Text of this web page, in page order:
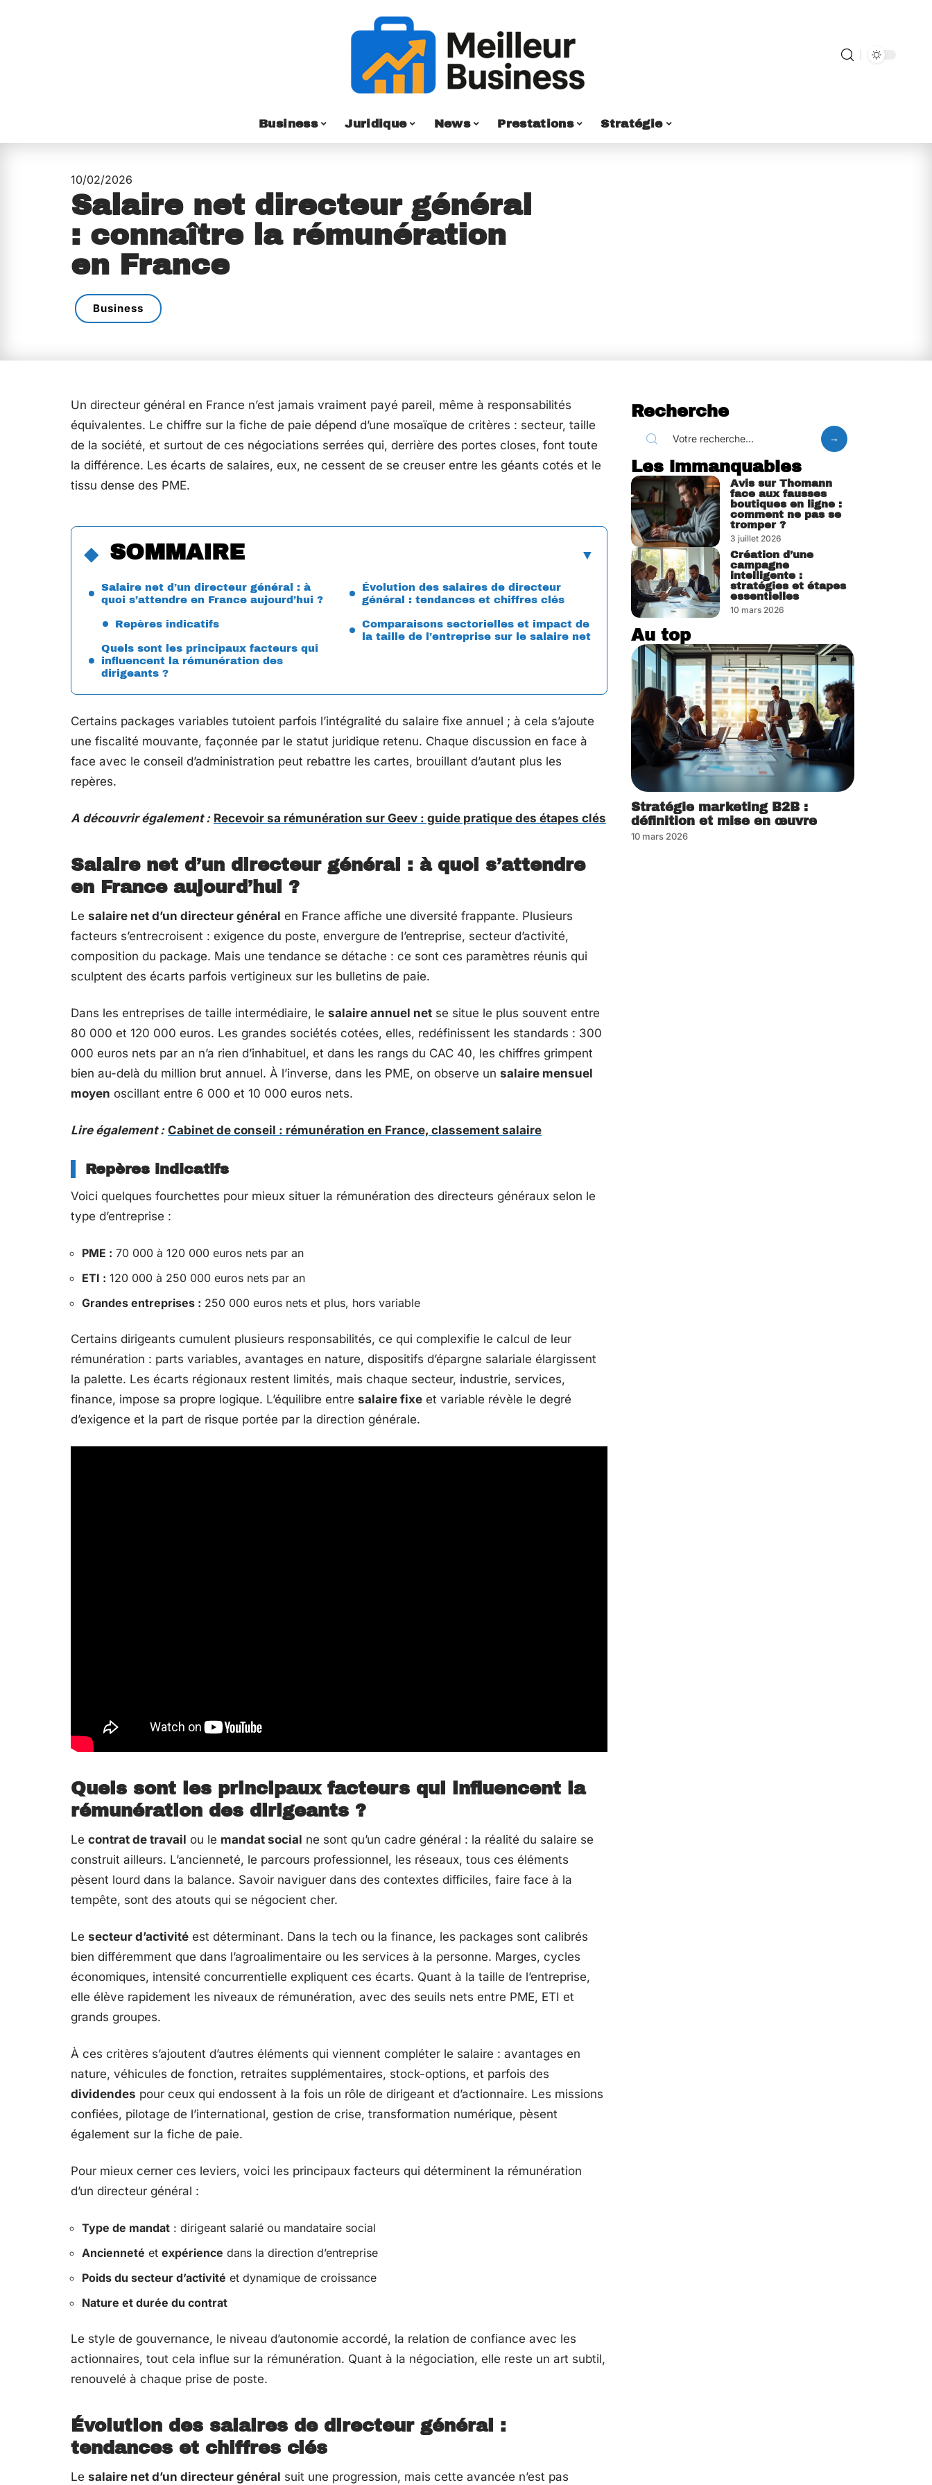
Business Juridique News Prestations Stratégie
10/02/2026
Salaire net directeur général
: connaître la rémunération
en France
Business
Un directeur général en France n’est jamais vraiment payé pareil, même à responsabilités
équivalentes. Le chiffre sur la fiche de paie dépend d’une mosaïque de critères : secteur, taille
de la société, et surtout de ces négociations serrées qui, derrière des portes closes, font toute
la différence. Les écarts de salaires, eux, ne cessent de se creuser entre les géants cotés et le
tissu dense des PME.
SOMMAIRE
Salaire net d’un directeur général : à
quoi s’attendre en France aujourd’hui ?
Repères indicatifs
Quels sont les principaux facteurs qui
influencent la rémunération des
dirigeants ?
Évolution des salaires de directeur
général : tendances et chiffres clés
Comparaisons sectorielles et impact de
la taille de l’entreprise sur le salaire net
Certains packages variables tutoient parfois l’intégralité du salaire fixe annuel ; à cela s’ajoute
une fiscalité mouvante, façonnée par le statut juridique retenu. Chaque discussion en face à
face avec le conseil d’administration peut rebattre les cartes, brouillant d’autant plus les
repères.
A découvrir également : Recevoir sa rémunération sur Geev : guide pratique des étapes clés
Salaire net d’un directeur général : à quoi s’attendre
en France aujourd’hui ?
Le salaire net d’un directeur général en France affiche une diversité frappante. Plusieurs
facteurs s’entrecroisent : exigence du poste, envergure de l’entreprise, secteur d’activité,
composition du package. Mais une tendance se détache : ce sont ces paramètres réunis qui
sculptent des écarts parfois vertigineux sur les bulletins de paie.
Dans les entreprises de taille intermédiaire, le salaire annuel net se situe le plus souvent entre
80 000 et 120 000 euros. Les grandes sociétés cotées, elles, redéfinissent les standards : 300
000 euros nets par an n’a rien d’inhabituel, et dans les rangs du CAC 40, les chiffres grimpent
bien au-delà du million brut annuel. À l’inverse, dans les PME, on observe un salaire mensuel
moyen oscillant entre 6 000 et 10 000 euros nets.
Lire également : Cabinet de conseil : rémunération en France, classement salaire
Repères indicatifs
Voici quelques fourchettes pour mieux situer la rémunération des directeurs généraux selon le
type d’entreprise :
PME : 70 000 à 120 000 euros nets par an
ETI : 120 000 à 250 000 euros nets par an
Grandes entreprises : 250 000 euros nets et plus, hors variable
Certains dirigeants cumulent plusieurs responsabilités, ce qui complexifie le calcul de leur
rémunération : parts variables, avantages en nature, dispositifs d’épargne salariale élargissent
la palette. Les écarts régionaux restent limités, mais chaque secteur, industrie, services,
finance, impose sa propre logique. L’équilibre entre salaire fixe et variable révèle le degré
d’exigence et la part de risque portée par la direction générale.
Quels sont les principaux facteurs qui influencent la
rémunération des dirigeants ?
Le contrat de travail ou le mandat social ne sont qu’un cadre général : la réalité du salaire se
construit ailleurs. L’ancienneté, le parcours professionnel, les réseaux, tous ces éléments
pèsent lourd dans la balance. Savoir naviguer dans des contextes difficiles, faire face à la
tempête, sont des atouts qui se négocient cher.
Le secteur d’activité est déterminant. Dans la tech ou la finance, les packages sont calibrés
bien différemment que dans l’agroalimentaire ou les services à la personne. Marges, cycles
économiques, intensité concurrentielle expliquent ces écarts. Quant à la taille de l’entreprise,
elle élève rapidement les niveaux de rémunération, avec des seuils nets entre PME, ETI et
grands groupes.
À ces critères s’ajoutent d’autres éléments qui viennent compléter le salaire : avantages en
nature, véhicules de fonction, retraites supplémentaires, stock-options, et parfois des
dividendes pour ceux qui endossent à la fois un rôle de dirigeant et d’actionnaire. Les missions
confiées, pilotage de l’international, gestion de crise, transformation numérique, pèsent
également sur la fiche de paie.
Pour mieux cerner ces leviers, voici les principaux facteurs qui déterminent la rémunération
d’un directeur général :
Type de mandat : dirigeant salarié ou mandataire social
Ancienneté et expérience dans la direction d’entreprise
Poids du secteur d’activité et dynamique de croissance
Nature et durée du contrat
Le style de gouvernance, le niveau d’autonomie accordé, la relation de confiance avec les
actionnaires, tout cela influe sur la rémunération. Quant à la négociation, elle reste un art subtil,
renouvelé à chaque prise de poste.
Évolution des salaires de directeur général :
tendances et chiffres clés
Le salaire net d’un directeur général suit une progression, mais cette avancée n’est pas
Recherche
Les immanquables
Avis sur Thomann
face aux fausses
boutiques en ligne :
comment ne pas se
tromper ?
3 juillet 2026
Création d’une
campagne
intelligente :
stratégies et étapes
essentielles
10 mars 2026
Au top
Stratégie marketing B2B :
définition et mise en œuvre
10 mars 2026